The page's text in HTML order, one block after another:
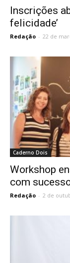
Inscrições
felicidade’
Redação - 22 de
Caderno Dois
Workshop
com
Redação - 2 de